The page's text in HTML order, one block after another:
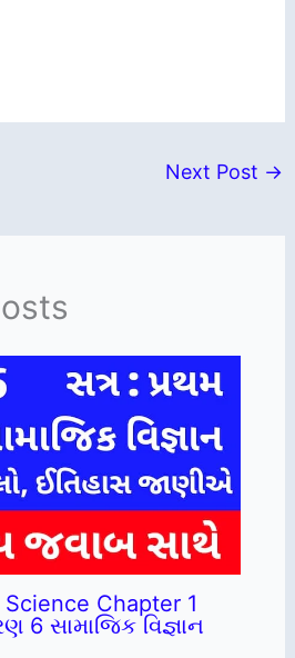
Next Post →
Chapter 1
6 સામાજિક વિજ્ઞાન